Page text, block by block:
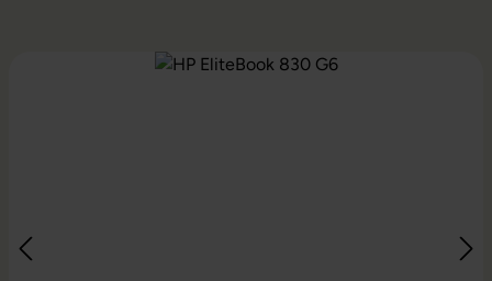
Bildergalerie überspringen